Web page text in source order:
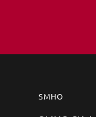
SMHO